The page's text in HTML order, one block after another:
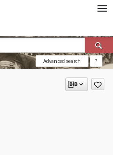
Advanced search ?